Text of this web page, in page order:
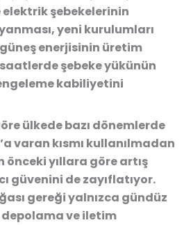
şebekelerinin
yeni kurulumları
enerjisinin üretim
şebeke yükünün
kabiliyetini
ülkede bazı dönemlerde
varan kısmı kullanılmadan
önceki yıllara göre artış
güvenini de zayıflatıyor.
gereği yalnızca gündüz
ve iletim